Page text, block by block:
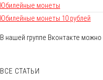
Юбилейные монеты
Юбилейные монеты 10 рублей
В нашей группе Вконтакте можно
ВСЕ СТАТЬИ